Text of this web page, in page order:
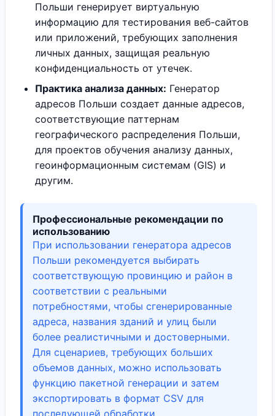
Польши генерирует виртуальную
информацию для тестирования веб-сайтов
или приложений, требующих заполнения
личных данных, защищая реальную
конфиденциальность от утечек.
Практика анализа данных: Генератор
адресов Польши создает данные адресов,
соответствующие паттернам
географического распределения Польши,
для проектов обучения анализу данных,
геоинформационным системам (GIS) и
другим.
Профессиональные рекомендации по
использованию
При использовании генератора адресов
Польши рекомендуется выбирать
соответствующую провинцию и район в
соответствии с реальными
потребностями, чтобы сгенерированные
адреса, названия зданий и улиц были
более реалистичными и достоверными.
Для сценариев, требующих больших
объемов данных, можно использовать
функцию пакетной генерации и затем
экспортировать в формат CSV для
последующей обработки.